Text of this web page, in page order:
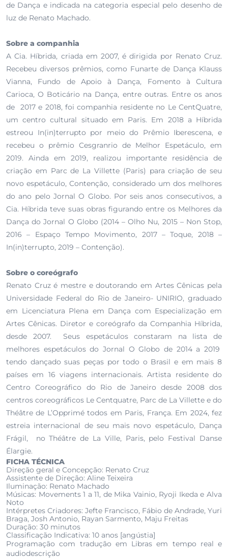
de Dança e indicada na categoria especial pelo desenho de
luz de Renato Machado.
Sobre a companhia
A Cia. Híbrida, criada em 2007, é dirigida por Renato Cruz.
Recebeu diversos prêmios, como Funarte de Dança Klauss
Vianna, Fundo de Apoio à Dança, Fomento à Cultura
Carioca, O Boticário na Dança, entre outras. Entre os anos
de 2017 e 2018, foi companhia residente no Le CentQuatre,
um centro cultural situado em Paris. Em 2018 a Híbrida
estreou In(in)terrupto por meio do Prêmio Iberescena, e
recebeu o prêmio Cesgranrio de Melhor Espetáculo, em
2019. Ainda em 2019, realizou importante residência de
criação em Parc de La Villette (Paris) para criação de seu
novo espetáculo, Contenção, considerado um dos melhores
do ano pelo Jornal O Globo. Por seis anos consecutivos, a
Cia. Híbrida teve suas obras figurando entre os Melhores da
Dança do Jornal O Globo (2014 – Olho Nu, 2015 – Non Stop,
2016 – Espaço Tempo Movimento, 2017 – Toque, 2018 –
In(in)terrupto, 2019 – Contenção).
Sobre o coreógrafo
Renato Cruz é mestre e doutorando em Artes Cênicas pela
Universidade Federal do Rio de Janeiro- UNIRIO, graduado
em Licenciatura Plena em Dança com Especialização em
Artes Cênicas. Diretor e coreógrafo da Companhia Híbrida,
desde 2007. Seus espetáculos constaram na lista de
melhores espetáculos do Jornal O Globo de 2014 a 2019
tendo dançado suas peças por todo o Brasil e em mais 8
países em 16 viagens internacionais. Artista residente do
Centro Coreográfico do Rio de Janeiro desde 2008 dos
centros coreográficos Le Centquatre, Parc de La Villette e do
Théâtre de L’Opprimé todos em Paris, França. Em 2024, fez
estreia internacional de seu mais novo espetáculo, Dança
Frágil, no Théâtre de La Ville, Paris, pelo Festival Danse
Élargie.
FICHA TÉCNICA
Direção geral e Concepção: Renato Cruz
Assistente de Direção: Aline Teixeira
Iluminação: Renato Machado
Músicas: Movements 1 a 11, de Mika Vainio, Ryoji Ikeda e Alva
Noto
Intérpretes Criadores: Jefte Francisco, Fábio de Andrade, Yuri
Braga, Josh Antonio, Rayan Sarmento, Maju Freitas
Duração: 30 minutos
Classificação Indicativa: 10 anos [angústia]
Programação com tradução em Libras em tempo real e
audiodescrição